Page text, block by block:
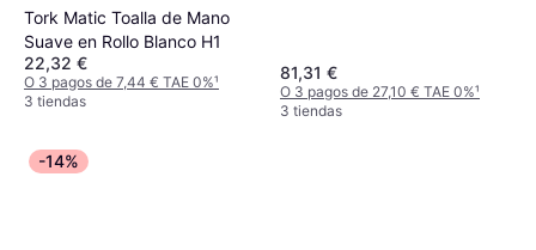
Tork Matic Toalla de Mano
Suave en Rollo Blanco H1
22,32 €
O 3 pagos de 7,44 € TAE 0%¹
3 tiendas
81,31 €
O 3 pagos de 27,10 € TAE 0%¹
3 tiendas
-14%